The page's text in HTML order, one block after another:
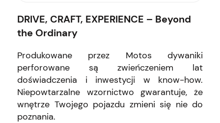
DRIVE, CRAFT, EXPERIENCE – Beyond
the Ordinary
Produkowane przez Motos dywaniki
perforowane są zwieńczeniem lat
doświadczenia i inwestycji w know-how.
Niepowtarzalne wzornictwo gwarantuje, że
wnętrze Twojego pojazdu zmieni się nie do
poznania.